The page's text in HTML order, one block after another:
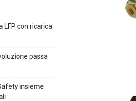
LFP con ricarica
passa
insieme